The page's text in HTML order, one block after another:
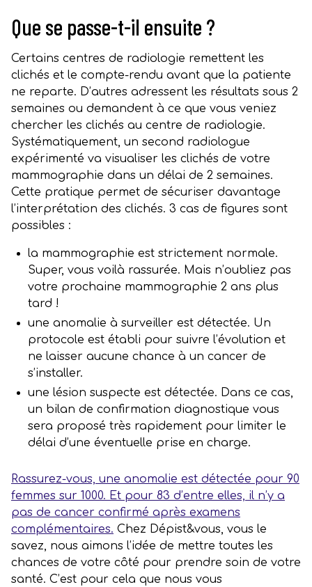
Que se passe-t-il ensuite ?
Certains centres de radiologie remettent les
clichés et le compte-rendu avant que la patiente
ne reparte. D’autres adressent les résultats sous 2
semaines ou demandent à ce que vous veniez
chercher les clichés au centre de radiologie.
Systématiquement, un second radiologue
expérimenté va visualiser les clichés de votre
mammographie dans un délai de 2 semaines.
Cette pratique permet de sécuriser davantage
l’interprétation des clichés. 3 cas de figures sont
possibles :
la mammographie est strictement normale.
Super, vous voilà rassurée. Mais n’oubliez pas
votre prochaine mammographie 2 ans plus
tard !
une anomalie à surveiller est détectée. Un
protocole est établi pour suivre l’évolution et
ne laisser aucune chance à un cancer de
s’installer.
une lésion suspecte est détectée. Dans ce cas,
un bilan de confirmation diagnostique vous
sera proposé très rapidement pour limiter le
délai d’une éventuelle prise en charge.
Rassurez-vous, une anomalie est détectée pour 90
femmes sur 1000. Et pour 83 d’entre elles, il n’y a
pas de cancer confirmé après examens
complémentaires. Chez Dépist&vous, vous le
savez, nous aimons l’idée de mettre toutes les
chances de votre côté pour prendre soin de votre
santé. C’est pour cela que nous vous